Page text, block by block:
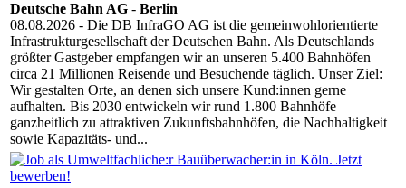
Deutsche Bahn AG - Berlin
08.08.2026 - Die DB InfraGO AG ist die gemeinwohlorientierte
Infrastrukturgesellschaft der Deutschen Bahn. Als Deutschlands
größter Gastgeber empfangen wir an unseren 5.400 Bahnhöfen
circa 21 Millionen Reisende und Besuchende täglich. Unser Ziel:
Wir gestalten Orte, an denen sich unsere Kund:innen gerne
aufhalten. Bis 2030 entwickeln wir rund 1.800 Bahnhöfe
ganzheitlich zu attraktiven Zukunftsbahnhöfen, die Nachhaltigkeit
sowie Kapazitäts- und...